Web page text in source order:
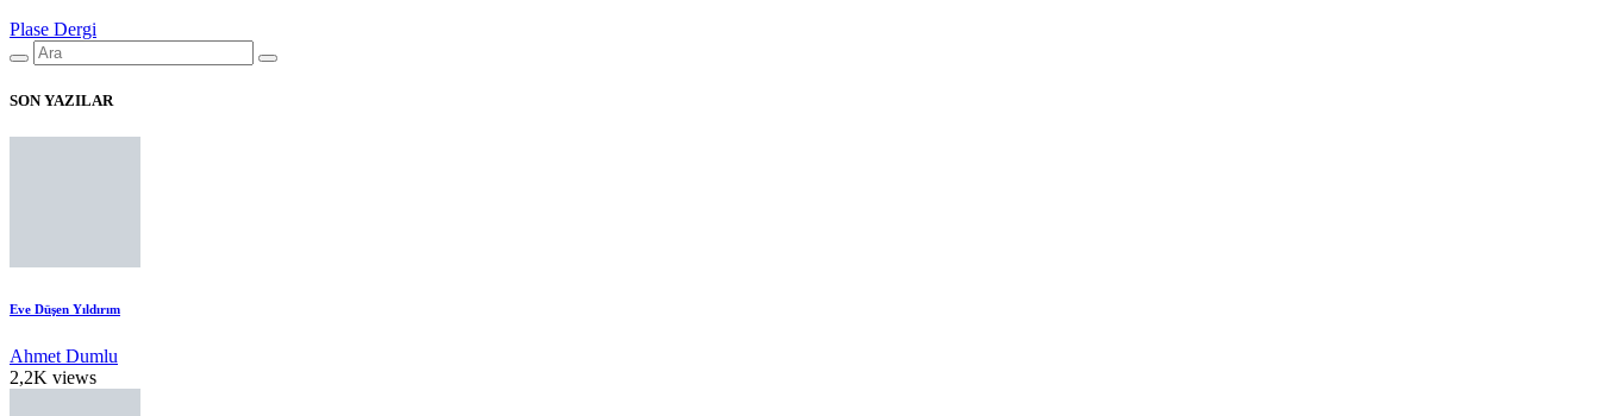
Plase Dergi
SON YAZILAR
Eve Düşen Yıldırım
Ahmet Dumlu
2,2K views